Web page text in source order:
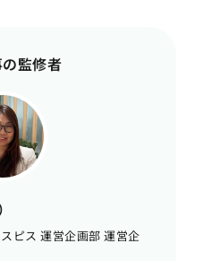
監修者
ピス 運営企画部 運営企